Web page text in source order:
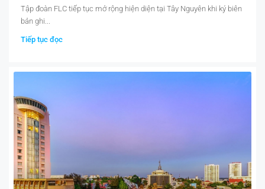
Tập đoàn FLC tiếp tục mở rộng hiện diện tại Tây Nguyên khi ký biên
bản ghi...
Tiếp tục đọc